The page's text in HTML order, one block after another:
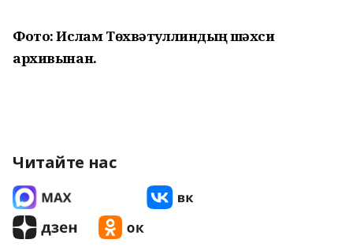
Фото: Ислам Төхвәтуллиндың шәхси
архивынан.
Читайте нас